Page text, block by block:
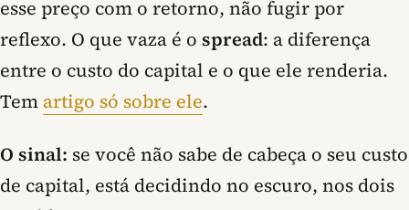
esse preço com o retorno, não fugir por
reflexo. O que vaza é o spread: a diferença
entre o custo do capital e o que ele renderia.
Tem artigo só sobre ele.
O sinal: se você não sabe de cabeça o seu custo
de capital, está decidindo no escuro, nos dois